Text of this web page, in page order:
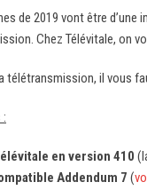
de 2019 vont être
Chez Télévitale, on
télétransmission, il vous
en version 410
Addendum 7 (